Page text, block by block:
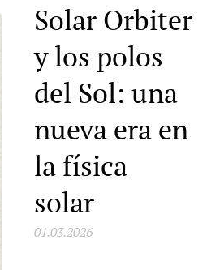
Solar Orbiter
y los polos
del Sol: una
nueva era en
la física
solar
01.03.2026